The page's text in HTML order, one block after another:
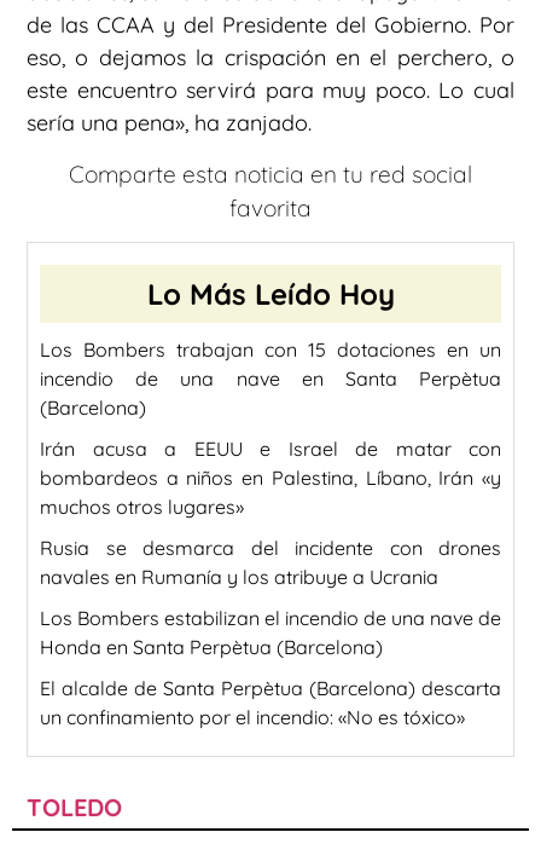
de las CCAA y del Presidente del Gobierno. Por
eso, o dejamos la crispación en el perchero, o
este encuentro servirá para muy poco. Lo cual
sería una pena», ha zanjado.
Comparte esta noticia en tu red social
favorita
Lo Más Leído Hoy
Los Bombers trabajan con 15 dotaciones en un
incendio de una nave en Santa Perpètua
(Barcelona)
Irán acusa a EEUU e Israel de matar con
bombardeos a niños en Palestina, Líbano, Irán «y
muchos otros lugares»
Rusia se desmarca del incidente con drones
navales en Rumanía y los atribuye a Ucrania
Los Bombers estabilizan el incendio de una nave de
Honda en Santa Perpètua (Barcelona)
El alcalde de Santa Perpètua (Barcelona) descarta
un confinamiento por el incendio: «No es tóxico»
TOLEDO